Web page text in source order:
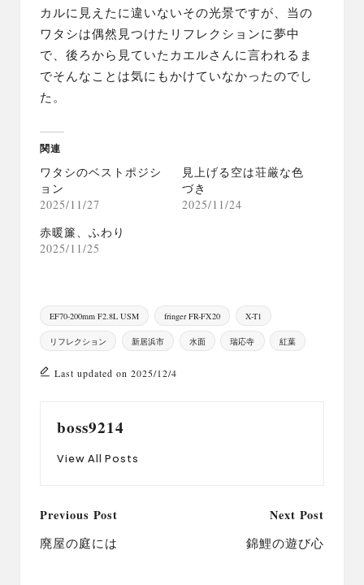
カルに見えたに違いないその光景ですが、当の
ワタシは偶然見つけたリフレクションに夢中
で、後ろから見ていたカエルさんに言われるま
でそんなことは気にもかけていなかったのでし
た。
関連
ワタシのベストポジシ
ョン
2025/11/27
見上げる空は荘厳な色
づき
2025/11/24
赤暖簾、ふわり
2025/11/25
Tags:
EF70-200mm F2.8L USM fringer FR-FX20 X-T1
リフレクション 新居浜市 水面 瑞応寺 紅葉
Last updated on 2025/12/4
boss9214
View All Posts
Post
navigation
Previous Post
廃屋の庭には
Next Post
錦鯉の遊び心